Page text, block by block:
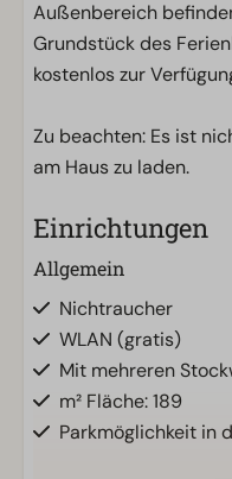
Außenbereich
Grundstück des
kostenlos zur
Zu beachten: Es ist
am Haus zu laden.
Einrichtungen
Allgemein
Nichtraucher
WLAN (gratis)
Mit mehreren
m² Fläche: 189
Parkmöglichkeit in